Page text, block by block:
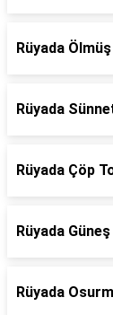
Rüyada
Rüyada
Rüyada Çöp
Rüyada
Rüyada